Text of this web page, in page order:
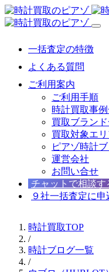
一括査定の特徴
よくある質問
ご利用案内
ご利用手順
時計買取事
買取ブラン
買取対象エ
ピアゾ時計
運営会社
お問い合せ
チャットで相談す
９社一括査定に申
時計買取TOP
/
時計ブログ一覧
/